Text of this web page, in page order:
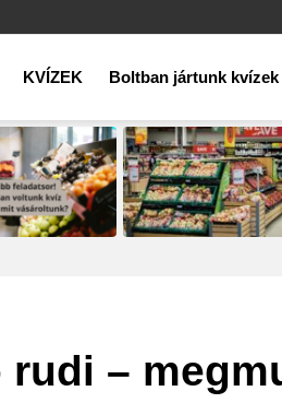
KVÍZEK Boltban jártunk kvízek
–